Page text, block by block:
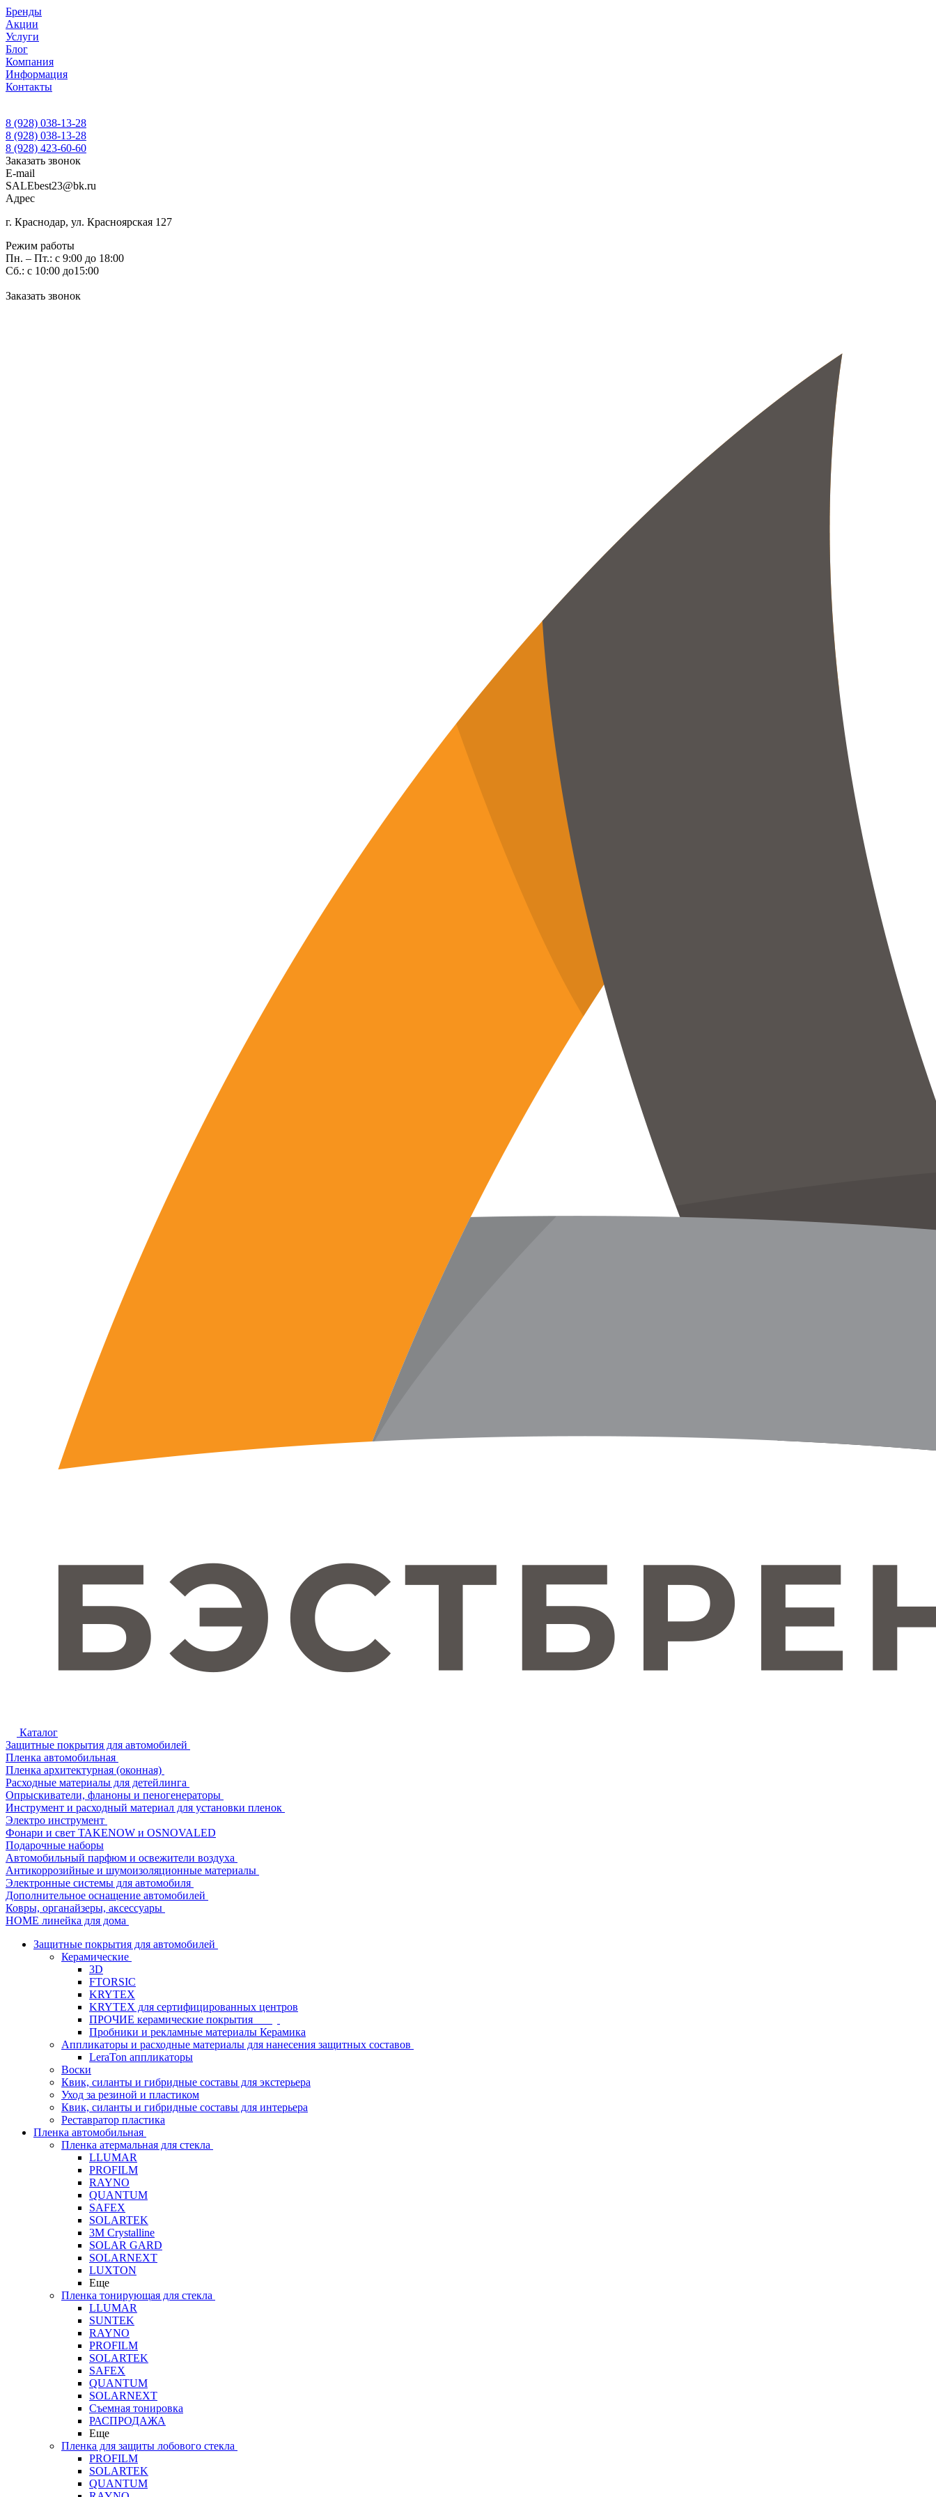
Бренды
Акции
Услуги
Блог
Компания
Информация
Контакты
8 (928) 038-13-28
8 (928) 038-13-28
8 (928) 423-60-60
Заказать звонок
E-mail
SALEbest23@bk.ru
Адрес
г. Краснодар, ул. Красноярская 127
Режим работы
Пн. – Пт.: с 9:00 до 18:00
Сб.: с 10:00 до15:00
Заказать звонок
Каталог
Защитные покрытия для автомобилей
Пленка автомобильная
Пленка архитектурная (оконная)
Расходные материалы для детейлинга
Опрыскиватели, фланоны и пеногенераторы
Инструмент и расходный материал для установки пленок
Электро инструмент
Фонари и свет TAKENOW и OSNOVALED
Подарочные наборы
Автомобильный парфюм и освежители воздуха
Антикоррозийные и шумоизоляционные материалы
Электронные системы для автомобиля
Дополнительное оснащение автомобилей
Ковры, органайзеры, аксессуары
HOME линейка для дома
Защитные покрытия для автомобилей
Керамические
3D
FTORSIC
KRYTEX
KRYTEX для сертифицированных центров
ПРОЧИЕ керамические покрытия
Пробники и рекламные материалы Керамика
Аппликаторы и расходные материалы для нанесения защитных составов
LeraTon аппликаторы
Воски
Квик, силанты и гибридные составы для экстерьера
Уход за резиной и пластиком
Квик, силанты и гибридные составы для интерьера
Реставратор пластика
Пленка автомобильная
Пленка атермальная для стекла
LLUMAR
PROFILM
RAYNO
QUANTUM
SAFEX
SOLARTEK
3M Crystalline
SOLAR GARD
SOLARNEXT
LUXTON
Еще
Пленка тонирующая для стекла
LLUMAR
SUNTEK
RAYNO
PROFILM
SOLARTEK
SAFEX
QUANTUM
SOLARNEXT
Съемная тонировка
РАСПРОДАЖА
Еще
Пленка для защиты лобового стекла
PROFILM
SOLARTEK
QUANTUM